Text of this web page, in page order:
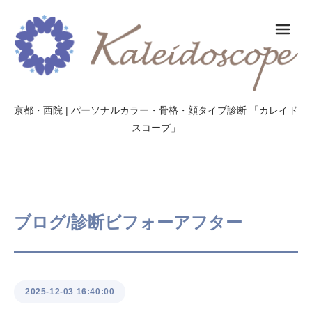
京都・西院 | パーソナルカラー・骨格・顔タイプ診断 「カレイド
スコープ」
ブログ/診断ビフォーアフター
2025-12-03 16:40:00